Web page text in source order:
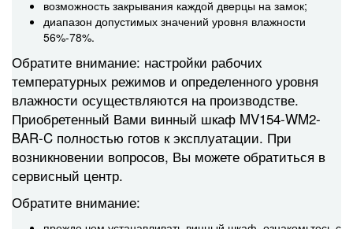
возможность закрывания каждой дверцы на замок;
диапазон допустимых значений уровня влажности
56%-78%.
Обратите внимание: настройки рабочих
температурных режимов и определенного уровня
влажности осуществляются на производстве.
Приобретенный Вами винный шкаф MV154-WM2-
BAR-C полностью готов к эксплуатации. При
возникновении вопросов, Вы можете обратиться в
сервисный центр.
Обратите внимание: